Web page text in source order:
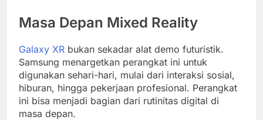
Masa Depan Mixed Reality
Galaxy XR bukan sekadar alat demo futuristik.
Samsung menargetkan perangkat ini untuk
digunakan sehari-hari, mulai dari interaksi sosial,
hiburan, hingga pekerjaan profesional. Perangkat
ini bisa menjadi bagian dari rutinitas digital di
masa depan.